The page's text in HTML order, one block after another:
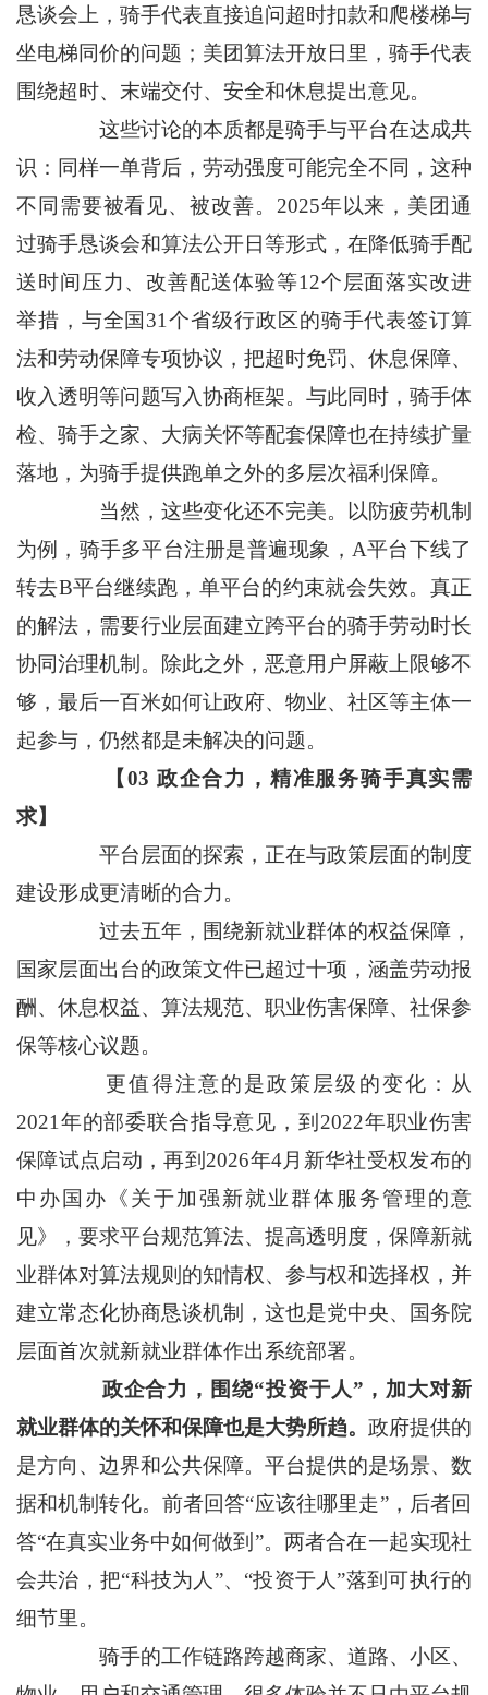
恳谈会上，骑手代表直接追问超时扣款和爬楼梯与
坐电梯同价的问题；美团算法开放日里，骑手代表
围绕超时、末端交付、安全和休息提出意见。
这些讨论的本质都是骑手与平台在达成共
识：同样一单背后，劳动强度可能完全不同，这种
不同需要被看见、被改善。2025年以来，美团通
过骑手恳谈会和算法公开日等形式，在降低骑手配
送时间压力、改善配送体验等12个层面落实改进
举措，与全国31个省级行政区的骑手代表签订算
法和劳动保障专项协议，把超时免罚、休息保障、
收入透明等问题写入协商框架。与此同时，骑手体
检、骑手之家、大病关怀等配套保障也在持续扩量
落地，为骑手提供跑单之外的多层次福利保障。
当然，这些变化还不完美。以防疲劳机制
为例，骑手多平台注册是普遍现象，A平台下线了
转去B平台继续跑，单平台的约束就会失效。真正
的解法，需要行业层面建立跨平台的骑手劳动时长
协同治理机制。除此之外，恶意用户屏蔽上限够不
够，最后一百米如何让政府、物业、社区等主体一
起参与，仍然都是未解决的问题。
【03 政企合力，精准服务骑手真实需
求】
平台层面的探索，正在与政策层面的制度
建设形成更清晰的合力。
过去五年，围绕新就业群体的权益保障，
国家层面出台的政策文件已超过十项，涵盖劳动报
酬、休息权益、算法规范、职业伤害保障、社保参
保等核心议题。
更值得注意的是政策层级的变化：从
2021年的部委联合指导意见，到2022年职业伤害
保障试点启动，再到2026年4月新华社受权发布的
中办国办《关于加强新就业群体服务管理的意
见》，要求平台规范算法、提高透明度，保障新就
业群体对算法规则的知情权、参与权和选择权，并
建立常态化协商恳谈机制，这也是党中央、国务院
层面首次就新就业群体作出系统部署。
政企合力，围绕“投资于人”，加大对新
就业群体的关怀和保障也是大势所趋。政府提供的
是方向、边界和公共保障。平台提供的是场景、数
据和机制转化。前者回答“应该往哪里走”，后者回
答“在真实业务中如何做到”。两者合在一起实现社
会共治，把“科技为人”、“投资于人”落到可执行的
细节里。
骑手的工作链路跨越商家、道路、小区、